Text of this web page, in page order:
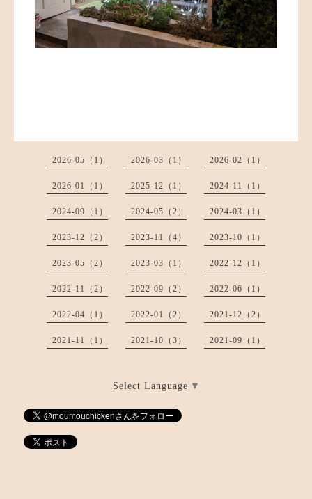
2026-05（1） 2026-03（1） 2026-02（1）
2026-01（1） 2025-12（1） 2024-11（1）
2024-09（1） 2024-05（2） 2024-03（1）
2023-12（2） 2023-11（4） 2023-10（1）
2023-05（2） 2023-03（1） 2022-12（1）
2022-11（2） 2022-09（2） 2022-06（1）
2022-04（1） 2022-01（2） 2021-12（2）
2021-11（1） 2021-10（3） 2021-09（1）
Select Language ▼